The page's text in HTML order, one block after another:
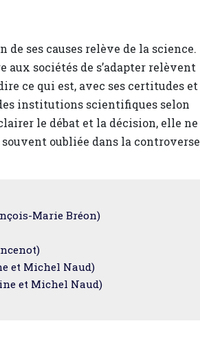
ses causes relève de la science.
sociétés de s’adapter relèvent
ce qui est, avec ses certitudes et
institutions scientifiques selon
le débat et la décision, elle ne
oubliée dans la controverse
Marie Bréon)
et Michel Naud)
et Michel Naud)